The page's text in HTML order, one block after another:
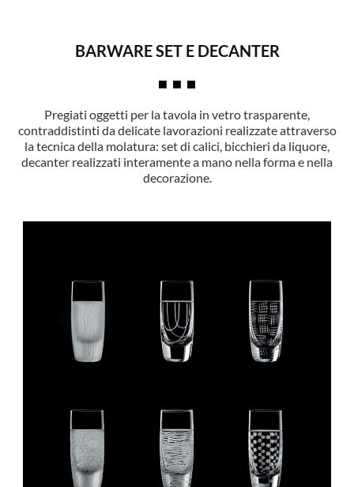
BARWARE SET E DECANTER
Pregiati oggetti per la tavola in vetro trasparente,
contraddistinti da delicate lavorazioni realizzate attraverso
la tecnica della molatura: set di calici, bicchieri da liquore,
decanter realizzati interamente a mano nella forma e nella
decorazione.